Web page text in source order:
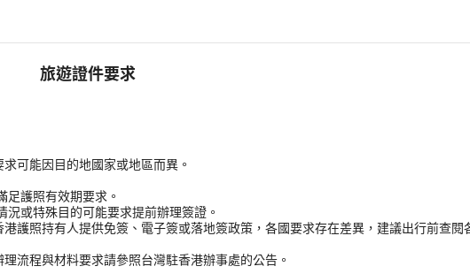
旅遊證件要求
可能因目的地國家或地區而異。
護照有效期要求。
或特殊目的可能要求提前辦理簽證。
護照持有人提供免簽、電子簽或落地簽政策，各國要求存在差異，建議出行前查閱
流程與材料要求請參照台灣駐香港辦事處的公告。